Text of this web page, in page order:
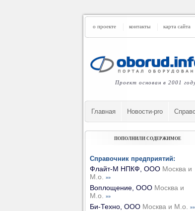
о проекте контакты карта сайта
Проект основан в 2001
Главная Новости-pro
ПОПОЛНИЛИ СОДЕРЖИМОЕ
Справочник предприятий:
Флайт-М НПКФ, ООО Москва и
М.о.
»»
Воплощение, ООО Москва и
М.о.
»»
Би-Техно, ООО Москва и М.о. »»